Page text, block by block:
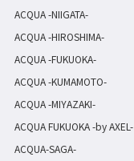
ACQUA -NIIGATA-
ACQUA -HIROSHIMA-
ACQUA -FUKUOKA-
ACQUA -KUMAMOTO-
ACQUA -MIYAZAKI-
ACQUA FUKUOKA -by AXEL-
ACQUA-SAGA-